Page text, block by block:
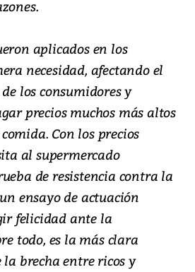
aplicados en los
necesidad, afectando el
los consumidores y
precios muchos más altos
Con los precios
al supermercado
de resistencia contra la
ensayo de actuación
felicidad ante la
todo, es la más clara
brecha entre ricos y